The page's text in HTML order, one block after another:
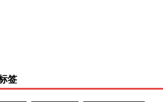
签